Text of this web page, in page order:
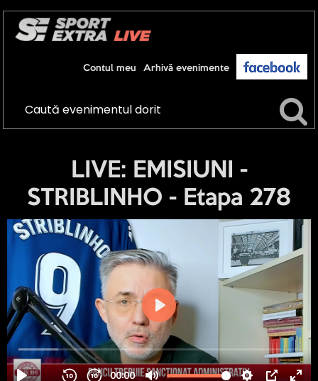
Arhivă evenimente
Contul meu
LIVE: EMISIUNI -
STRIBLINHO - Etapa 278